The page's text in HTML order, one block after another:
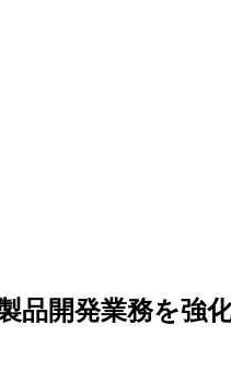
品開発業務を強